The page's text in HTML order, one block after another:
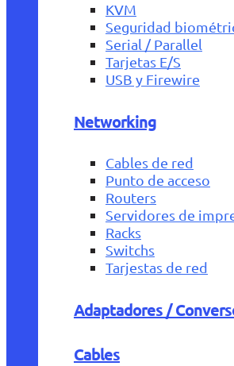
KVM
Seguridad
Serial / Parallel
Tarjetas E/S
USB y Firewire
Networking
Cables de red
Punto de acceso
Routers
Servidores de
Racks
Switchs
Tarjestas de red
Adaptadores /
Cables